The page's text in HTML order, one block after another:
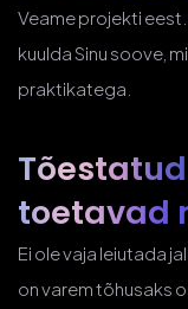
Veame projekti
kuulda Sinu soove,
praktikatega.
toetavad
Ei ole vaja leiutada
on varem tõhusaks